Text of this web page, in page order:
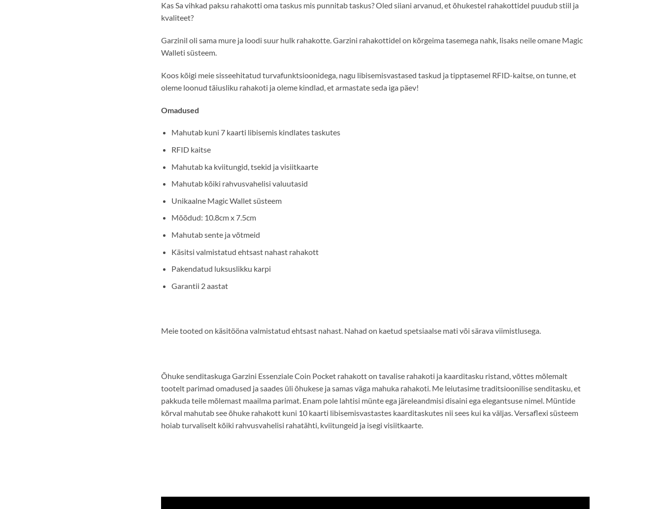
Kas Sa vihkad paksu rahakotti oma taskus mis punnitab taskus? Oled siiani arvanud, et õhukestel rahakottidel puudub stiil ja
kvaliteet?
Garzinil oli sama mure ja loodi suur hulk rahakotte. Garzini rahakottidel on kõrgeima tasemega nahk, lisaks neile omane Magic
Walleti süsteem.
Koos kõigi meie sisseehitatud turvafunktsioonidega, nagu libisemisvastased taskud ja tipptasemel RFID-kaitse, on tunne, et
oleme loonud täiusliku rahakoti ja oleme kindlad, et armastate seda iga päev!
Omadused
Mahutab kuni 7 kaarti libisemis kindlates taskutes
RFID kaitse
Mahutab ka kviitungid, tsekid ja visiitkaarte
Mahutab kõiki rahvusvahelisi valuutasid
Unikaalne Magic Wallet süsteem
Mõõdud: 10.8cm x 7.5cm
Mahutab sente ja võtmeid
Käsitsi valmistatud ehtsast nahast rahakott
Pakendatud luksuslikku karpi
Garantii 2 aastat
Meie tooted on käsitööna valmistatud ehtsast nahast. Nahad on kaetud spetsiaalse mati või särava viimistlusega.
Õhuke senditaskuga Garzini Essenziale Coin Pocket rahakott on tavalise rahakoti ja kaarditasku ristand, võttes mõlemalt
tootelt parimad omadused ja saades üli õhukese ja samas väga mahuka rahakoti. Me leiutasime traditsioonilise senditasku, et
pakkuda teile mõlemast maailma parimat. Enam pole lahtisi münte ega järeleandmisi disaini ega elegantsuse nimel. Müntide
kõrval mahutab see õhuke rahakott kuni 10 kaarti libisemisvastastes kaarditaskutes nii sees kui ka väljas. Versaflexi süsteem
hoiab turvaliselt kõiki rahvusvahelisi rahatähti, kviitungeid ja isegi visiitkaarte.